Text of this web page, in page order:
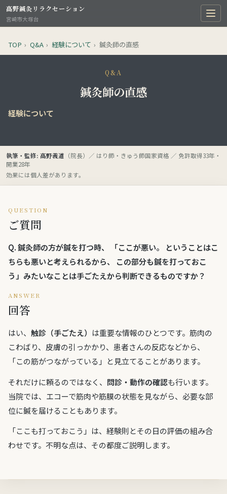
高野鍼灸リラクセーション
宮崎市大塚台
TOP › Q&A › 経験について › 鍼灸師の直感
Q&A
鍼灸師の直感
経験について
執筆・監修: 高野義道 （院長）／ はり師・きゅう師国家資格 ／ 免許取得33年・
開業28年
効果には個人差があります。
QUESTION
ご質問
Q.鍼灸師の方が鍼を打つ時、 「ここが悪い。 ということはこ
ちらも悪いと考えられるから、 この部分も鍼を打っておこ
う」みたいなことは手ごたえから判断できるものですか？
ANSWER
回答
はい、 触診（手ごたえ） は重要な情報のひとつです。筋肉の
こわばり、皮膚の引っかかり、患者さんの反応などから、
「この筋がつながっている」と見立てることがあります。
それだけに頼るのではなく、 問診・動作の確認も行います。
当院では、エコーで筋肉や筋膜の状態を見ながら、必要な部
位に鍼を届けることもあります。
「ここも打っておこう」は、経験則とその日の評価の組み合
わせです。不明な点は、その都度ご説明します。